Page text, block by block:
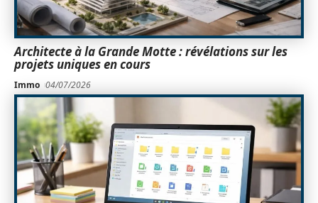
Architecte à la Grande Motte : révélations sur les
projets uniques en cours
Immo 04/07/2026